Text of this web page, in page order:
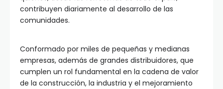
contribuyen diariamente al desarrollo de las
comunidades.
Conformado por miles de pequeñas y medianas
empresas, además de grandes distribuidores, que
cumplen un rol fundamental en la cadena de valor
de la construcción, la industria y el mejoramiento